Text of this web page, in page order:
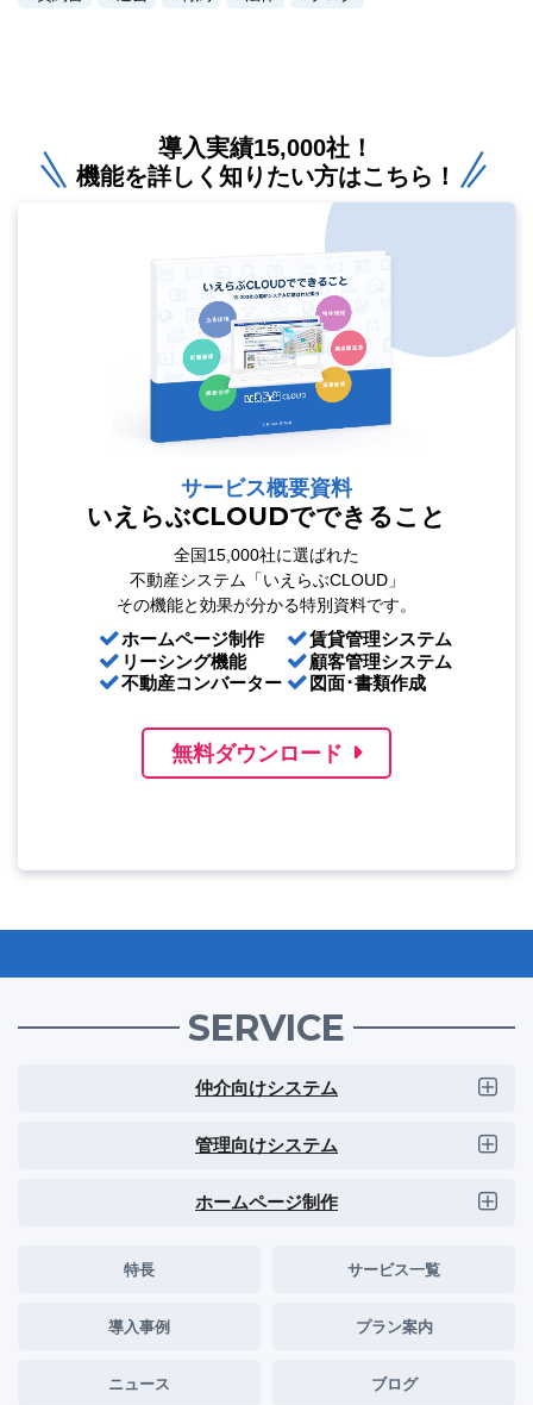
導入実績15,000社！
機能を詳しく知りたい方はこちら！
サービス概要資料
いえらぶCLOUDでできること
全国15,000社に選ばれた
不動産システム「いえらぶCLOUD」
その機能と効果が分かる特別資料です。
ホームページ制作
リーシング機能
不動産コンバーター
賃貸管理システム
顧客管理システム
図面･書類作成
無料ダウンロード
SERVICE
仲介向けシステム
管理向けシステム
ホームページ制作
特長 サービス一覧
導入事例 プラン案内
ニュース ブログ